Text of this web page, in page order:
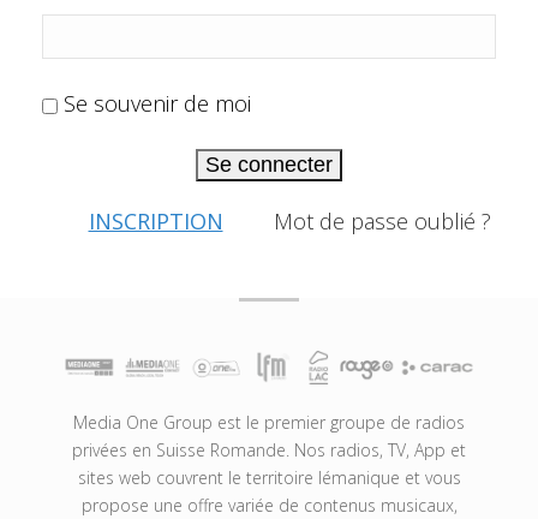
Se souvenir de moi
Se connecter
INSCRIPTION Mot de passe oublié ?
Media One Group est le premier groupe de radios
privées en Suisse Romande. Nos radios, TV, App et
sites web couvrent le territoire lémanique et vous
propose une offre variée de contenus musicaux,